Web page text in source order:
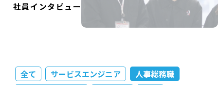
社員インタビュー
全て サービスエンジニア
人事総務職